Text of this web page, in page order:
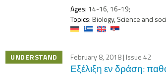
Ages: 14-16, 16-19;
Topics:Biology, Science and
UNDERSTAND February 8, 2018| Issue 42
Εξέλιξη εν δράση: